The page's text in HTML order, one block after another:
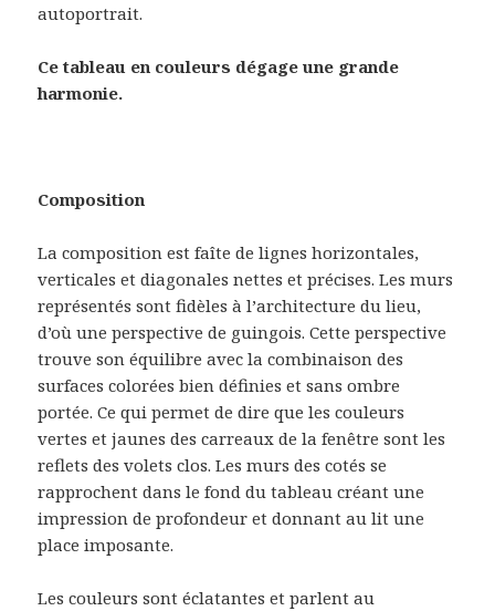
autoportrait.
Ce tableau en couleurs dégage une grande
harmonie.
Composition
La composition est faîte de lignes horizontales,
verticales et diagonales nettes et précises. Les murs
représentés sont fidèles à l’architecture du lieu,
d’où une perspective de guingois. Cette perspective
trouve son équilibre avec la combinaison des
surfaces colorées bien définies et sans ombre
portée. Ce qui permet de dire que les couleurs
vertes et jaunes des carreaux de la fenêtre sont les
reflets des volets clos. Les murs des cotés se
rapprochent dans le fond du tableau créant une
impression de profondeur et donnant au lit une
place imposante.
Les couleurs sont éclatantes et parlent au